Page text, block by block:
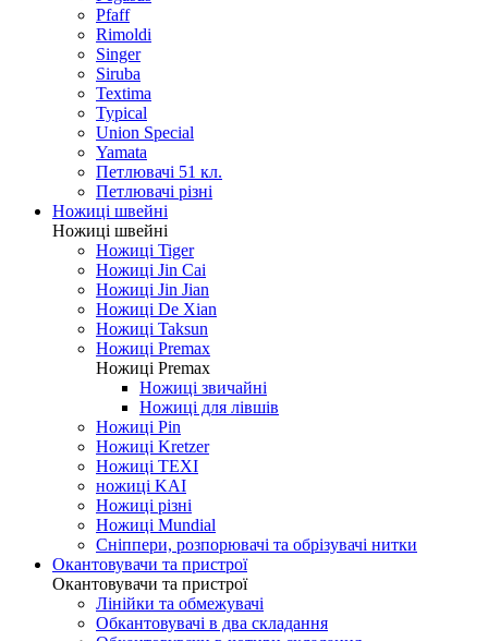
Pfaff
Rimoldi
Singer
Siruba
Textima
Typical
Union Special
Yamata
Петлювачі 51 кл.
Петлювачі різні
Ножиці швейні
Ножиці швейні
Ножиці Tiger
Ножиці Jin Cai
Ножиці Jin Jian
Ножиці De Xian
Ножиці Taksun
Ножиці Premax
Ножиці Premax
Ножиці звичайні
Ножиці для лівшів
Ножиці Pin
Ножиці Kretzer
Ножиці TEXI
ножиці KAI
Ножиці різні
Ножиці Mundial
Сніппери, розпорювачі та обрізувачі нитки
Окантовувачи та пристрої
Окантовувачи та пристрої
Лінійки та обмежувачі
Обкантовувачі в два складання